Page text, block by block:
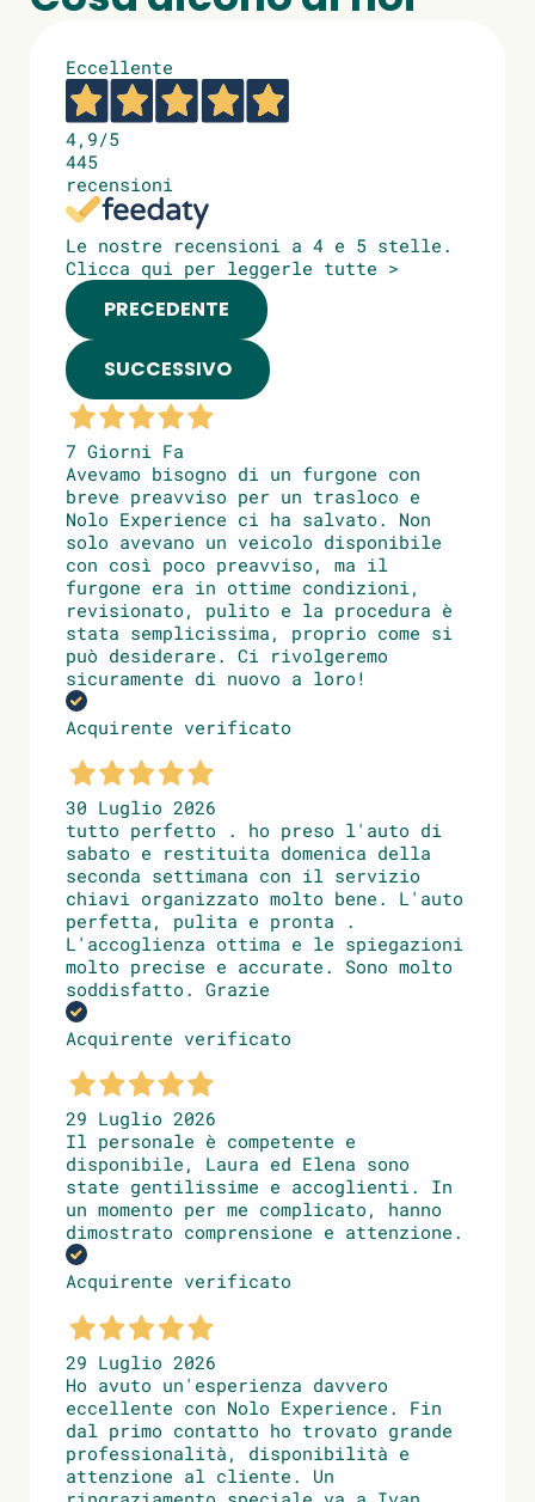
Eccellente
4,9/5
445
recensioni
Le nostre recensioni a 4 e 5 stelle.
Clicca qui per leggerle tutte >
PRECEDENTE
SUCCESSIVO
7 Giorni Fa
Avevamo bisogno di un furgone con
breve preavviso per un trasloco e
Nolo Experience ci ha salvato. Non
solo avevano un veicolo disponibile
con così poco preavviso, ma il
furgone era in ottime condizioni,
revisionato, pulito e la procedura è
stata semplicissima, proprio come si
può desiderare. Ci rivolgeremo
sicuramente di nuovo a loro!
Acquirente verificato
30 Luglio 2026
tutto perfetto . ho preso l'auto di
sabato e restituita domenica della
seconda settimana con il servizio
chiavi organizzato molto bene. L'auto
perfetta, pulita e pronta .
L'accoglienza ottima e le spiegazioni
molto precise e accurate. Sono molto
soddisfatto. Grazie
Acquirente verificato
29 Luglio 2026
Il personale è competente e
disponibile, Laura ed Elena sono
state gentilissime e accoglienti. In
un momento per me complicato, hanno
dimostrato comprensione e attenzione.
Acquirente verificato
29 Luglio 2026
Ho avuto un'esperienza davvero
eccellente con Nolo Experience. Fin
dal primo contatto ho trovato grande
professionalità, disponibilità e
attenzione al cliente. Un